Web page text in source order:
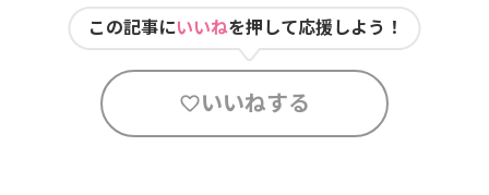
この記事にいいねを押して応援しよう！
いいねする